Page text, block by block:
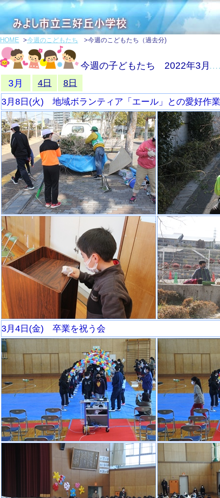
HOME >今週のこどもたち >今週のこどもたち（過去分)
今週の子どもたち 2022年3月
3月
4日
8日
3月8日(火) 地域ボランティア「エール」との愛好作
3月4日(金) 卒業を祝う会